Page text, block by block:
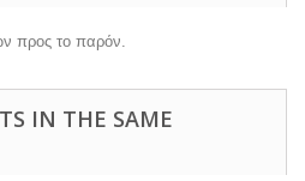
προς το παρόν.
IN THE SAME